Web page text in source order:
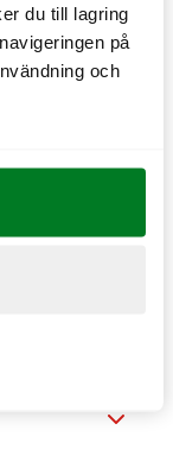
du till lagring
på
och